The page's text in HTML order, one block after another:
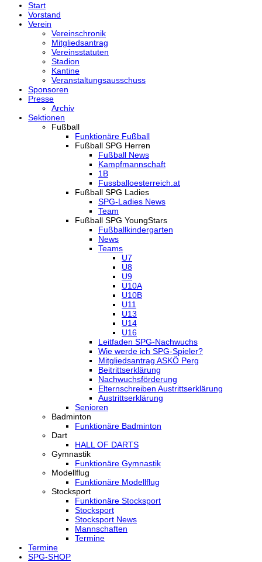
Start
Vorstand
Verein
Vereinschronik
Mitgliedsantrag
Vereinsstatuten
Stadion
Kantine
Veranstaltungsausschuss
Sponsoren
Presse
Archiv
Sektionen
Fußball
Funktionäre Fußball
Fußball SPG Herren
Fußball News
Kampfmannschaft
1B
Fussballoesterreich.at
Fußball SPG Ladies
SPG-Ladies News
Team
Fußball SPG YoungStars
Fußballkindergarten
News
Teams
U7
U8
U9
U10A
U10B
U11
U13
U14
U16
Leitfaden SPG-Nachwuchs
Wie werde ich SPG-Spieler?
Mitgliedsantrag ASKÖ Perg
Beitrittserklärung
Nachwuchsförderung
Elternschreiben Austrittserklärung
Austrittserklärung
Senioren
Badminton
Funktionäre Badminton
Dart
HALL OF DARTS
Gymnastik
Funktionäre Gymnastik
Modellflug
Funktionäre Modellflug
Stocksport
Funktionäre Stocksport
Stocksport
Stocksport News
Mannschaften
Termine
Termine
SPG-SHOP